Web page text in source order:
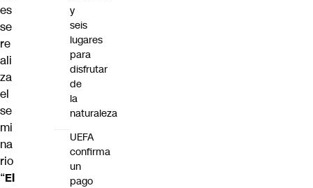
es
se
re
ali
za
el
se
mi
na
rio
“El
y
seis
lugares
para
disfrutar
de
la
naturaleza
UEFA
confirma
un
pago